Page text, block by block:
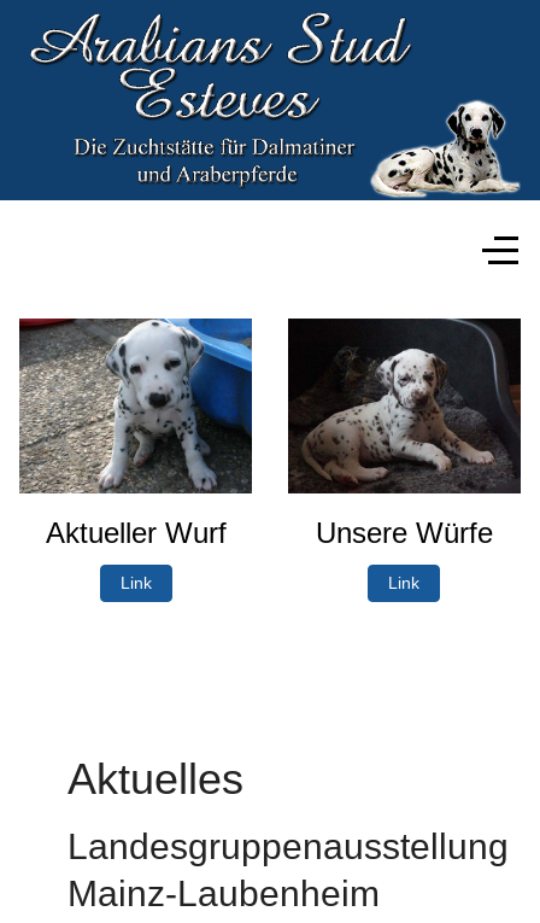
Aktueller Wurf
Link
Unsere Würfe
Link
Aktuelles
Landesgruppenausstellung
Mainz-Laubenheim